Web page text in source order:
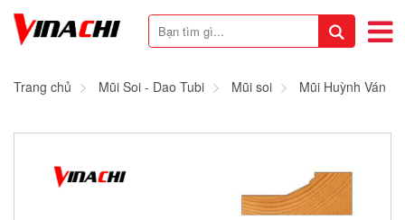
Trang chủ Mũi Soi - Dao Tubi Mũi soi Mũi Huỳnh Ván